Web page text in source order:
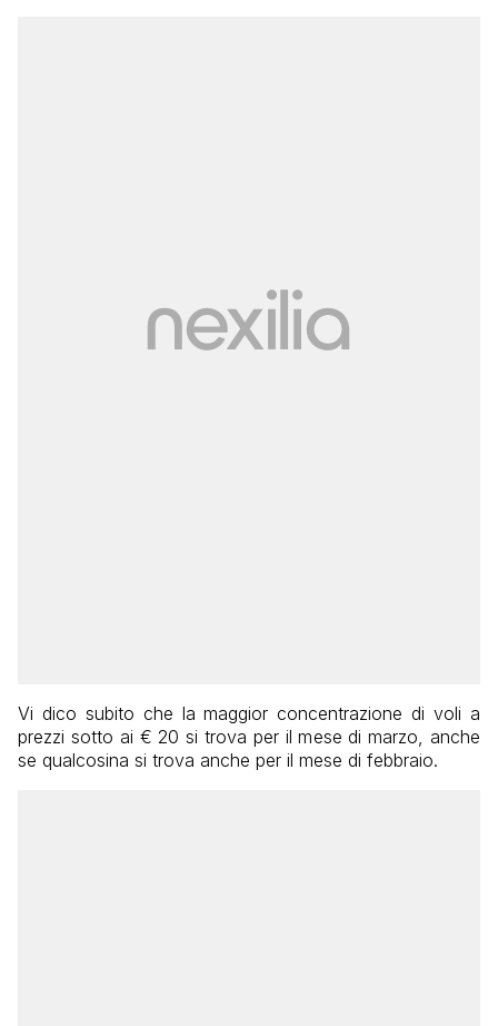
Vi dico subito che la maggior concentrazione di voli a
prezzi sotto ai € 20 si trova per il mese di marzo, anche
se qualcosina si trova anche per il mese di febbraio.